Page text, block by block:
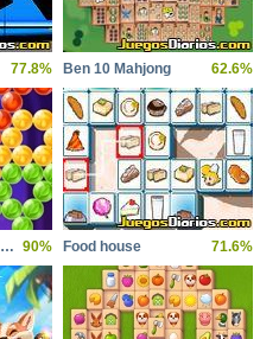
77.8% Ben 10 Mahjong 62.6%
Bubble Shooter Witch Tower 2 90% Food house 71.6%